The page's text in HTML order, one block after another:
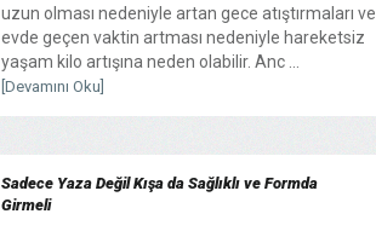
uzun olması nedeniyle artan gece atıştırmaları ve
evde geçen vaktin artması nedeniyle hareketsiz
yaşam kilo artışına neden olabilir. Anc ...
[Devamını Oku]
Sadece Yaza Değil Kışa da Sağlıklı ve Formda
Girmeli